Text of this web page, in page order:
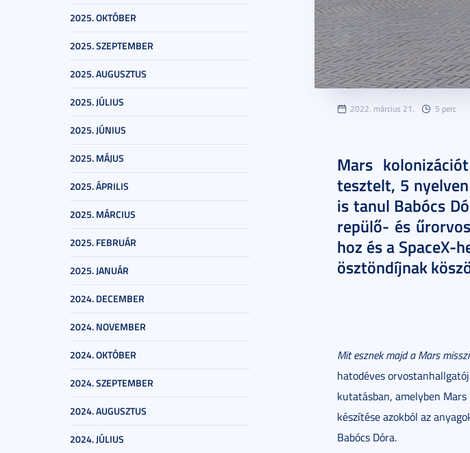
2025. OKTÓBER
2025. SZEPTEMBER
2025. AUGUSZTUS
2025. JÚLIUS
2025. JÚNIUS
2025. MÁJUS
2025. ÁPRILIS
2025. MÁRCIUS
2025. FEBRUÁR
2025. JANUÁR
2024. DECEMBER
2024. NOVEMBER
2024. OKTÓBER
2024. SZEPTEMBER
2024. AUGUSZTUS
2024. JÚLIUS
2022. március 21. 5 perc
Mars
tesztelt, 5
is tanul Babócs
repülő- és
hoz és a SpaceX-
ösztöndíjnak
Mit esznek majd a Mars
hatodéves
kutatásban, amelyben
készítése azokból az
Babócs Dóra.